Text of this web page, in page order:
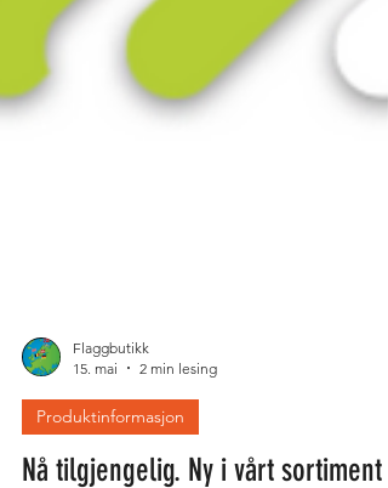
15. mai
2 min lesing
Produktinformasjon